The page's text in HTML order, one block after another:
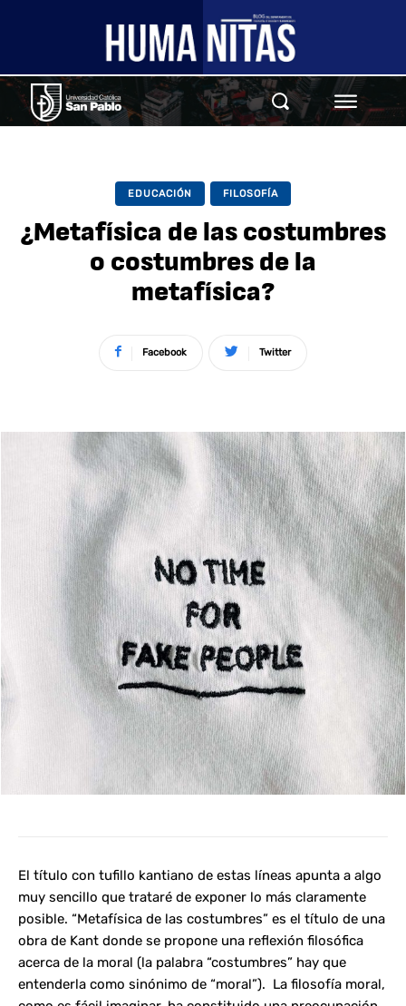
EDUCACIÓN FILOSOFÍA
¿Metafísica de las costumbres
o costumbres de la
metafísica?
Facebook Twitter
El título con tufillo kantiano de estas líneas apunta a algo
muy sencillo que trataré de exponer lo más claramente
posible. “Metafísica de las costumbres” es el título de una
obra de Kant donde se propone una reflexión filosófica
acerca de la moral (la palabra “costumbres” hay que
entenderla como sinónimo de “moral”). La filosofía moral,